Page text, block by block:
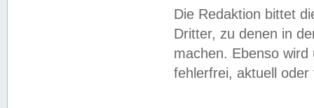
Die Redaktion bittet
Dritter, zu denen in
machen. Ebenso
fehlerfrei, aktuell oder